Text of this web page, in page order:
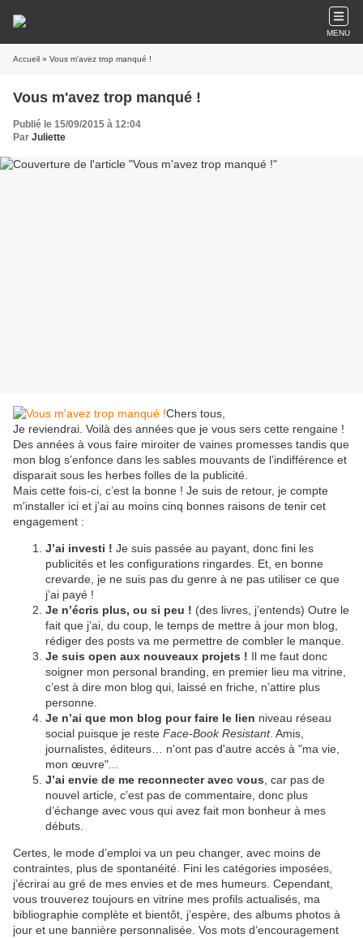
MENU
Accueil » Vous m'avez trop manqué !
Vous m'avez trop manqué !
Publié le 15/09/2015 à 12:04
Par Juliette
Chers tous,
Je reviendrai. Voilà des années que je vous sers cette rengaine !
Des années à vous faire miroiter de vaines promesses tandis que
mon blog s’enfonce dans les sables mouvants de l’indifférence et
disparait sous les herbes folles de la publicité.
Mais cette fois-ci, c’est la bonne ! Je suis de retour, je compte
m'installer ici et j’ai au moins cinq bonnes raisons de tenir cet
engagement :
J’ai investi ! Je suis passée au payant, donc fini les
publicités et les configurations ringardes. Et, en bonne
crevarde, je ne suis pas du genre à ne pas utiliser ce que
j’ai payé !
Je n’écris plus, ou si peu ! (des livres, j’entends) Outre le
fait que j’ai, du coup, le temps de mettre à jour mon blog,
rédiger des posts va me permettre de combler le manque.
Je suis open aux nouveaux projets ! Il me faut donc
soigner mon personal branding, en premier lieu ma vitrine,
c’est à dire mon blog qui, laissé en friche, n’attire plus
personne.
Je n’ai que mon blog pour faire le lien niveau réseau
social puisque je reste Face-Book Resistant. Amis,
journalistes, éditeurs… n'ont pas d'autre accès à "ma vie,
mon œuvre"...
J’ai envie de me reconnecter avec vous , car pas de
nouvel article, c’est pas de commentaire, donc plus
d’échange avec vous qui avez fait mon bonheur à mes
débuts.
Certes, le mode d’emploi va un peu changer, avec moins de
contraintes, plus de spontanéité. Fini les catégories imposées,
j’écrirai au gré de mes envies et de mes humeurs. Cependant,
vous trouverez toujours en vitrine mes profils actualisés, ma
bibliographie complète et bientôt, j’espère, des albums photos à
jour et une bannière personnalisée. Vos mots d’encouragement